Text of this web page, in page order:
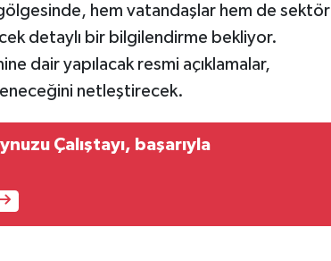
hem vatandaşlar hem de sektör
detaylı bir bilgilendirme bekliyor.
dair yapılacak resmi açıklamalar,
netleştirecek.
Çalıştayı, başarıyla